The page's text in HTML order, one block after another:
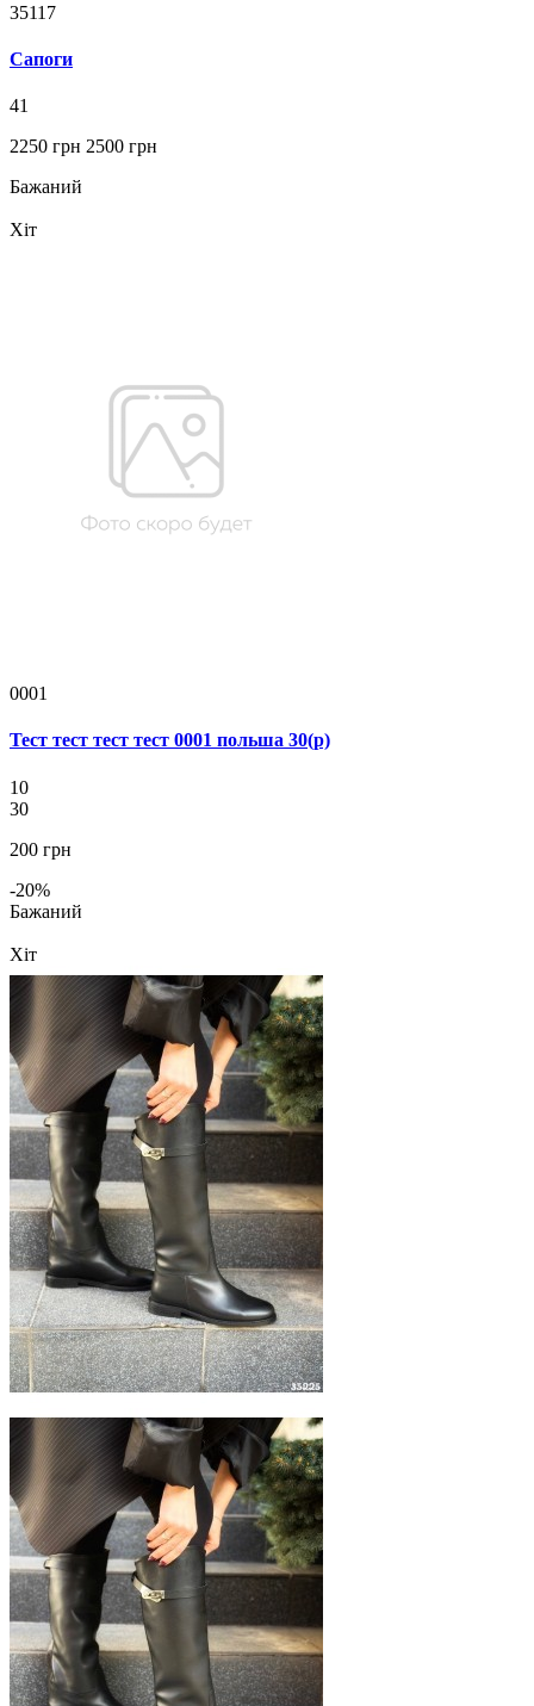
35117
Сапоги
41
2250 грн 2500 грн
Бажаний
Хіт
0001
Тест тест тест тест 0001 польша 30(р)
10
30
200 грн
-20%
Бажаний
Хіт